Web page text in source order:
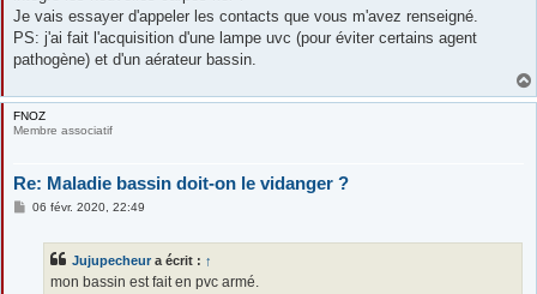
Je vais essayer d'appeler les contacts que vous m'avez renseigné.
PS: j'ai fait l'acquisition d'une lampe uvc (pour éviter certains agent
pathogène) et d'un aérateur bassin.
FNOZ
Membre associatif
Re: Maladie bassin doit-on le vidanger ?
M06 févr. 2020, 22:49
Jujupecheur a écrit : ↑
mon bassin est fait en pvc armé.